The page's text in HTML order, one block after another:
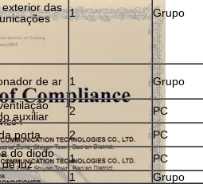
das 1 Grupo
de ar 1 Grupo
auxiliar
2 PC
porta 2 PC
do diodo
luz
1 PC
1 Grupo